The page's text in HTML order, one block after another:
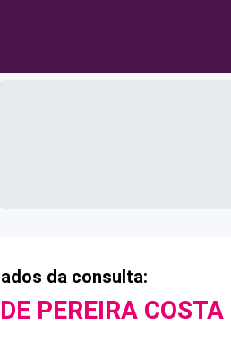
da consulta:
PEREIRA COSTA